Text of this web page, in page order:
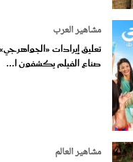
مشاهير العرب
تعليق إيرادات
صناع الفيلم يكشفون ا...
مشاهير العالم